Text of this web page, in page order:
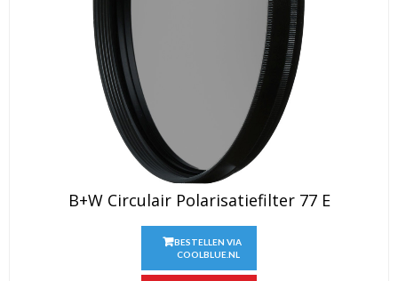
B+W Circulair Polarisatiefilter 77 E
BESTELLEN VIA
COOLBLUE.NL